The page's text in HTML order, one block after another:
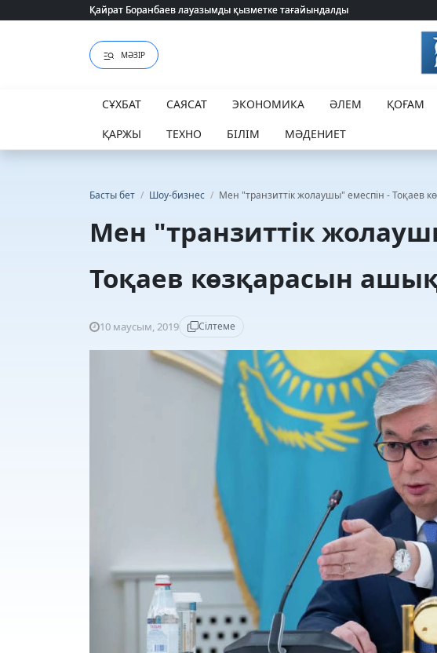
Қайрат Боранбаев лауазымды қызметке тағайындалды
Қайрат Боранбаев лауазымды қызметке тағайындалды
МӘЗІР
СҰХБАТ САЯСАТ ЭКОНОМИКА ӘЛЕМ ҚОҒАМ
ҚАРЖЫ
ТЕХНО БІЛІМ МӘДЕНИЕТ
Басты бет / Шоу-бизнес / Мен "транзиттік жолаушы" емеспін - Тоқаев
Мен "транзиттік
Тоқаев көзқарасын ашық
10 маусым, 2019 Сілтеме